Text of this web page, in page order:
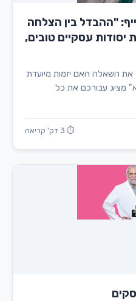
"ההבדל בין הצלחה
יסודות עסקיים טובים,
השאלה האם יזמות מיועדת
מציג עבורכם את כל
⏱ 3 דק' קריאה